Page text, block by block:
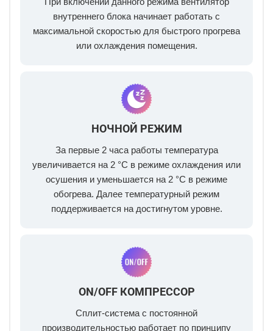
внутреннего блока начинает работать с
максимальной скоростью для быстрого прогрева
или охлаждения помещения.
НОЧНОЙ РЕЖИМ
За первые 2 часа работы температура
увеличивается на 2 °С в режиме охлаждения или
осушения и уменьшается на 2 °С в режиме
обогрева. Далее температурный режим
поддерживается на достигнутом уровне.
ON/OFF КОМПРЕССОР
Сплит-система с постоянной
производительностью работает по принципу